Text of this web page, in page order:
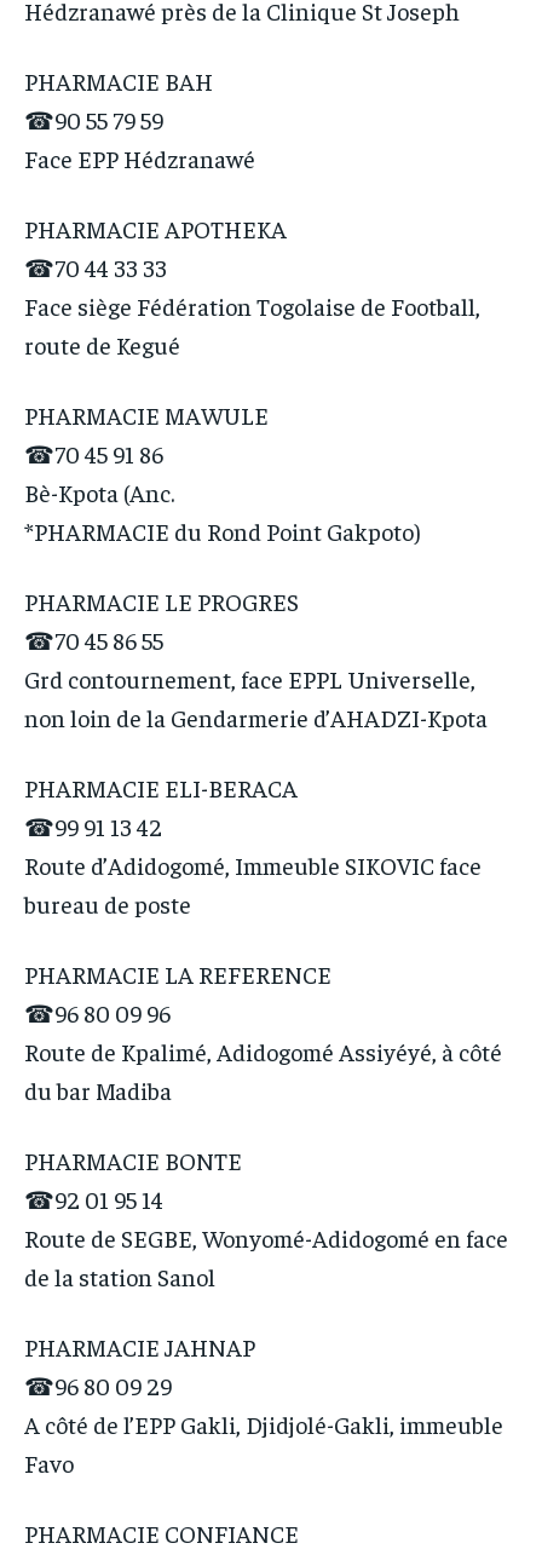
Hédzranawé près de la Clinique St Joseph
PHARMACIE BAH
☎90 55 79 59
Face EPP Hédzranawé
PHARMACIE APOTHEKA
☎70 44 33 33
Face siège Fédération Togolaise de Football,
route de Kegué
PHARMACIE MAWULE
☎70 45 91 86
Bè-Kpota (Anc.
*PHARMACIE du Rond Point Gakpoto)
PHARMACIE LE PROGRES
☎70 45 86 55
Grd contournement, face EPPL Universelle,
non loin de la Gendarmerie d’AHADZI-Kpota
PHARMACIE ELI-BERACA
☎99 91 13 42
Route d’Adidogomé, Immeuble SIKOVIC face
bureau de poste
PHARMACIE LA REFERENCE
☎96 80 09 96
Route de Kpalimé, Adidogomé Assiyéyé, à côté
du bar Madiba
PHARMACIE BONTE
☎92 01 95 14
Route de SEGBE, Wonyomé-Adidogomé en face
de la station Sanol
PHARMACIE JAHNAP
☎96 80 09 29
A côté de l’EPP Gakli, Djidjolé-Gakli, immeuble
Favo
PHARMACIE CONFIANCE